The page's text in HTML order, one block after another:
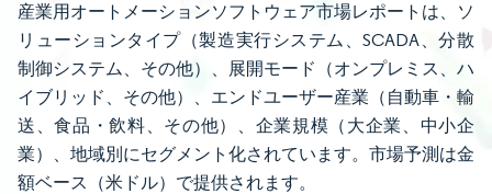
産業用オートメーションソフトウェア市場レポートは、ソ
リューションタイプ（製造実行システム、SCADA、分散
制御システム、その他）、展開モード（オンプレミス、ハ
イブリッド、その他）、エンドユーザー産業（自動車・輸
送、食品・飲料、その他）、企業規模（大企業、中小企
業）、地域別にセグメント化されています。市場予測は金
額ベース（米ドル）で提供されます。